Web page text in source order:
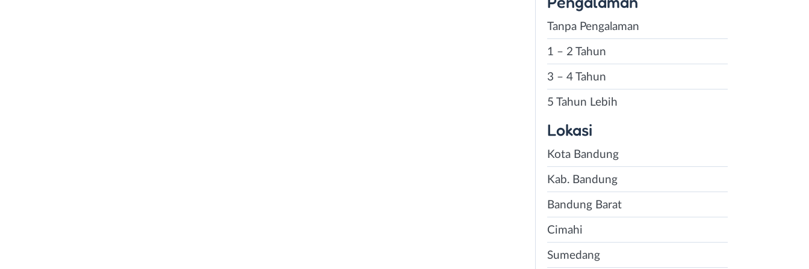
Tanpa Pengalaman
1 – 2 Tahun
3 – 4 Tahun
5 Tahun Lebih
Lokasi
Kota Bandung
Kab. Bandung
Bandung Barat
Cimahi
Sumedang